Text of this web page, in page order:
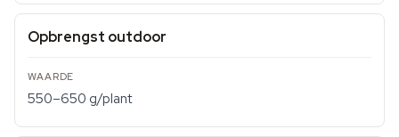
Opbrengst outdoor
550–650 g/plant